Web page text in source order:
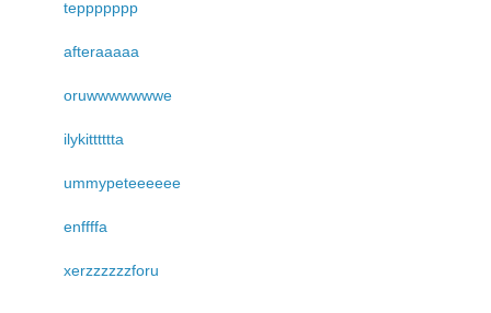
teppppppp
afteraaaaa
oruwwwwwwwe
ilykitttttta
ummypeteeeeee
enffffa
xerzzzzzzforu